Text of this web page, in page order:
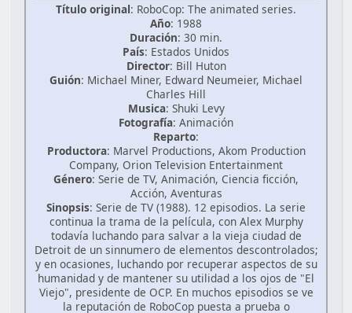
Título original: RoboCop: The animated series.
Año: 1988
Duración: 30 min.
País: Estados Unidos
Director: Bill Huton
Guión: Michael Miner, Edward Neumeier, Michael
Charles Hill
Musica: Shuki Levy
Fotografía: Animación
Reparto:
Productora: Marvel Productions, Akom Production
Company, Orion Television Entertainment
Género: Serie de TV, Animación, Ciencia ficción,
Acción, Aventuras
Sinopsis: Serie de TV (1988). 12 episodios. La serie
continua la trama de la película, con Alex Murphy
todavía luchando para salvar a la vieja ciudad de
Detroit de un sinnumero de elementos descontrolados;
y en ocasiones, luchando por recuperar aspectos de su
humanidad y de mantener su utilidad a los ojos de "El
Viejo", presidente de OCP. En muchos episodios se ve
la reputación de RoboCop puesta a prueba o